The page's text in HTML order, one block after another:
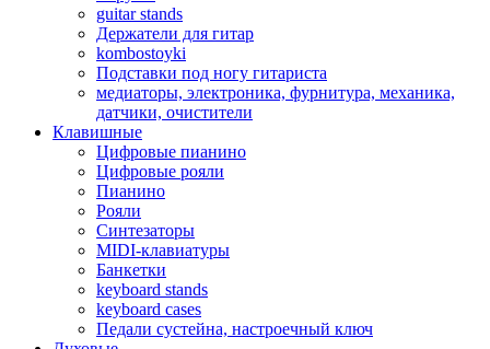
guitar stands
Держатели для гитар
kombostoyki
Подставки под ногу гитариста
медиаторы, электроника, фурнитура, механика,
датчики, очистители
Клавишные
Цифровые пианино
Цифровые рояли
Пианино
Рояли
Синтезаторы
MIDI-клавиатуры
Банкетки
keyboard stands
keyboard cases
Педали сустейна, настроечный ключ